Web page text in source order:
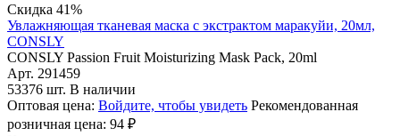
Скидка 41%
Увлажняющая тканевая маска с экстрактом маракуйи, 20мл,
CONSLY
CONSLY Passion Fruit Moisturizing Mask Pack, 20ml
Арт. 291459
53376 шт. В наличии
Оптовая цена: Войдите, чтобы увидеть Рекомендованная
розничная цена: 94 ₽